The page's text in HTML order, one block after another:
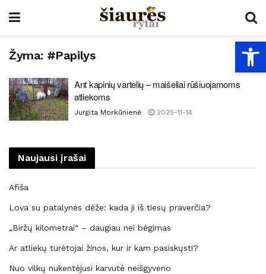
Žyma: #Papilys
Ant kapinių vartelių – maišeliai rūšiuojamoms
atliekoms
Jurgita Morkūnienė 2025-11-14
Naujausi įrašai
Afiša
Lova su patalynės dėže: kada ji iš tiesų praverčia?
„Biržų kilometrai“ – daugiau nei bėgimas
Ar atliekų turėtojai žinos, kur ir kam pasiskųsti?
Nuo vilkų nukentėjusi karvutė neišgyveno